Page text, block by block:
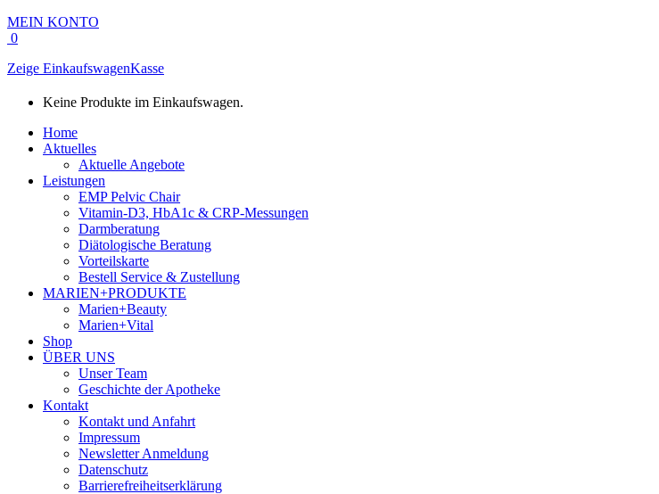
MEIN KONTO
0
Zeige EinkaufswagenKasse
Keine Produkte im Einkaufswagen.
Home
Aktuelles
Aktuelle Angebote
Leistungen
EMP Pelvic Chair
Vitamin-D3, HbA1c & CRP-Messungen
Darmberatung
Diätologische Beratung
Vorteilskarte
Bestell Service & Zustellung
MARIEN+PRODUKTE
Marien+Beauty
Marien+Vital
Shop
ÜBER UNS
Unser Team
Geschichte der Apotheke
Kontakt
Kontakt und Anfahrt
Impressum
Newsletter Anmeldung
Datenschutz
Barrierefreiheitserklärung